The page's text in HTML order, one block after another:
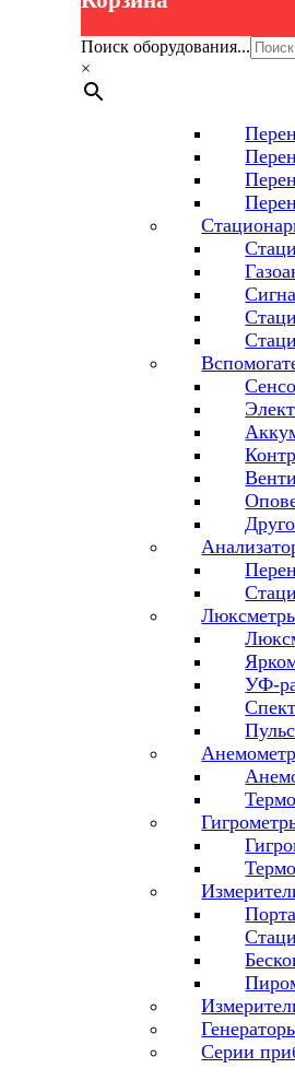
Поиск оборудования...
×
УФ-
Серии